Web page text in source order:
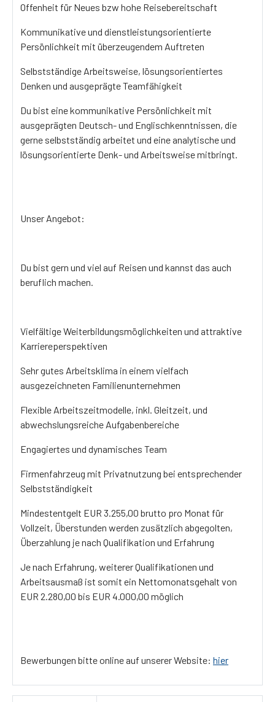
Offenheit für Neues bzw hohe Reisebereitschaft
Kommunikative und dienstleistungsorientierte
Persönlichkeit mit überzeugendem Auftreten
Selbstständige Arbeitsweise, lösungsorientiertes
Denken und ausgeprägte Teamfähigkeit
Du bist eine kommunikative Persönlichkeit mit
ausgeprägten Deutsch- und Englischkenntnissen, die
gerne selbstständig arbeitet und eine analytische und
lösungsorientierte Denk- und Arbeitsweise mitbringt.
Unser Angebot:
Du bist gern und viel auf Reisen und kannst das auch
beruflich machen.
Vielfältige Weiterbildungsmöglichkeiten und attraktive
Karriereperspektiven
Sehr gutes Arbeitsklima in einem vielfach
ausgezeichneten Familienunternehmen
Flexible Arbeitszeitmodelle, inkl. Gleitzeit, und
abwechslungsreiche Aufgabenbereiche
Engagiertes und dynamisches Team
Firmenfahrzeug mit Privatnutzung bei entsprechender
Selbstständigkeit
Mindestentgelt EUR 3.255,00 brutto pro Monat für
Vollzeit, Überstunden werden zusätzlich abgegolten,
Überzahlung je nach Qualifikation und Erfahrung
Je nach Erfahrung, weiterer Qualifikationen und
Arbeitsausmaß ist somit ein Nettomonatsgehalt von
EUR 2.280,00 bis EUR 4.000,00 möglich
Bewerbungen bitte online auf unserer Website: hier